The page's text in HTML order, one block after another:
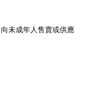
未成年人售賣或供應